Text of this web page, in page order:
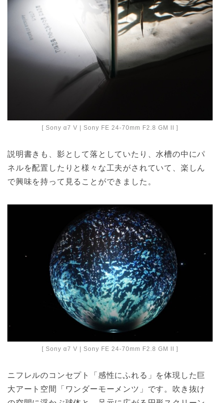
[ Sony α7 V | Sony FE 24-70mm F2.8 GM II ]
説明書きも、影として落としていたり、水槽の中にパ
ネルを配置したりと様々な工夫がされていて、楽しん
で興味を持って見ることができました。
[ Sony α7 V | Sony FE 24-70mm F2.8 GM II ]
ニフレルのコンセプト「感性にふれる」を体現した巨
大アート空間「ワンダーモーメンツ」です。吹き抜け